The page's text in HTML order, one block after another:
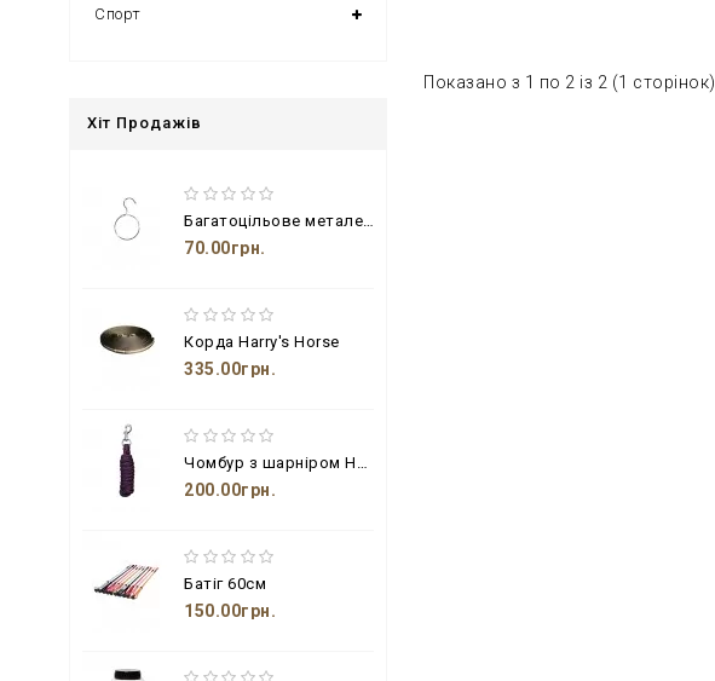
Спорт
Хіт Продажів
Багатоцільове металеве кільце з гачком
70.00грн.
Корда Harry's Horse
335.00грн.
Чомбур з шарніром Harry's Horse
200.00грн.
Батіг 60см
150.00грн.
Показано з 1 по 2 із 2 (1 сторінок)